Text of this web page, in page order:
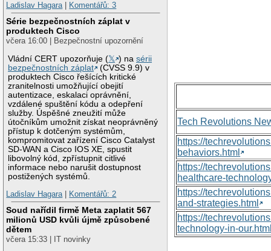
Ladislav Hagara| Komentářů: 3
Série bezpečnostních záplat v
produktech Cisco
včera 16:00 | Bezpečnostní upozornění
Vládní CERT upozorňuje (𝕏 ) nasérii
bezpečnostních záplat
(CVSS 9.9) v
produktech Cisco řešících kritické
zranitelnosti umožňující obejití
autentizace, eskalaci oprávnění,
vzdálené spuštění kódu a odepření
služby. Úspěšné zneužití může
útočníkům umožnit získat neoprávněný
přístup k dotčeným systémům,
kompromitovat zařízení Cisco Catalyst
SD-WAN a Cisco IOS XE, spustit
libovolný kód, zpřístupnit citlivé
informace nebo narušit dostupnost
postižených systémů.
Ladislav Hagara| Komentářů: 2
Soud nařídil firmě Meta zaplatit 567
milionů USD kvůli újmě způsobené
dětem
včera 15:33 | IT novinky
Tech Revolutions
https://
behaviors.html
https://
healthcare-
https://
and-strategies.html
https://
technology-in-